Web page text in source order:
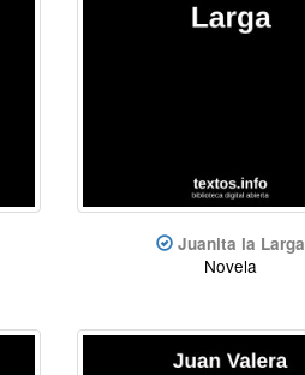
Juanita la Larga
Novela